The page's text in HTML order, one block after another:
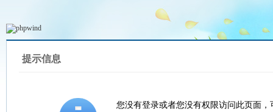
提示信息
您没有登录或者您没有权限访问此页面